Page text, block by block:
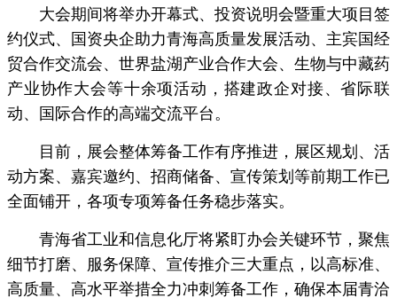
大会期间将举办开幕式、投资说明会暨重大项目签
约仪式、国资央企助力青海高质量发展活动、主宾国经
贸合作交流会、世界盐湖产业合作大会、生物与中藏药
产业协作大会等十余项活动，搭建政企对接、省际联
动、国际合作的高端交流平台。
目前，展会整体筹备工作有序推进，展区规划、活
动方案、嘉宾邀约、招商储备、宣传策划等前期工作已
全面铺开，各项专项筹备任务稳步落实。
青海省工业和信息化厅将紧盯办会关键环节，聚焦
细节打磨、服务保障、宣传推介三大重点，以高标准、
高质量、高水平举措全力冲刺筹备工作，确保本届青洽